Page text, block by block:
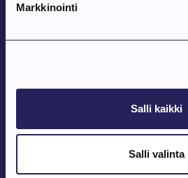
Markkinointi
Salli kaikki
Salli valinta
Parkanon Kaupunki
39700 Parkano